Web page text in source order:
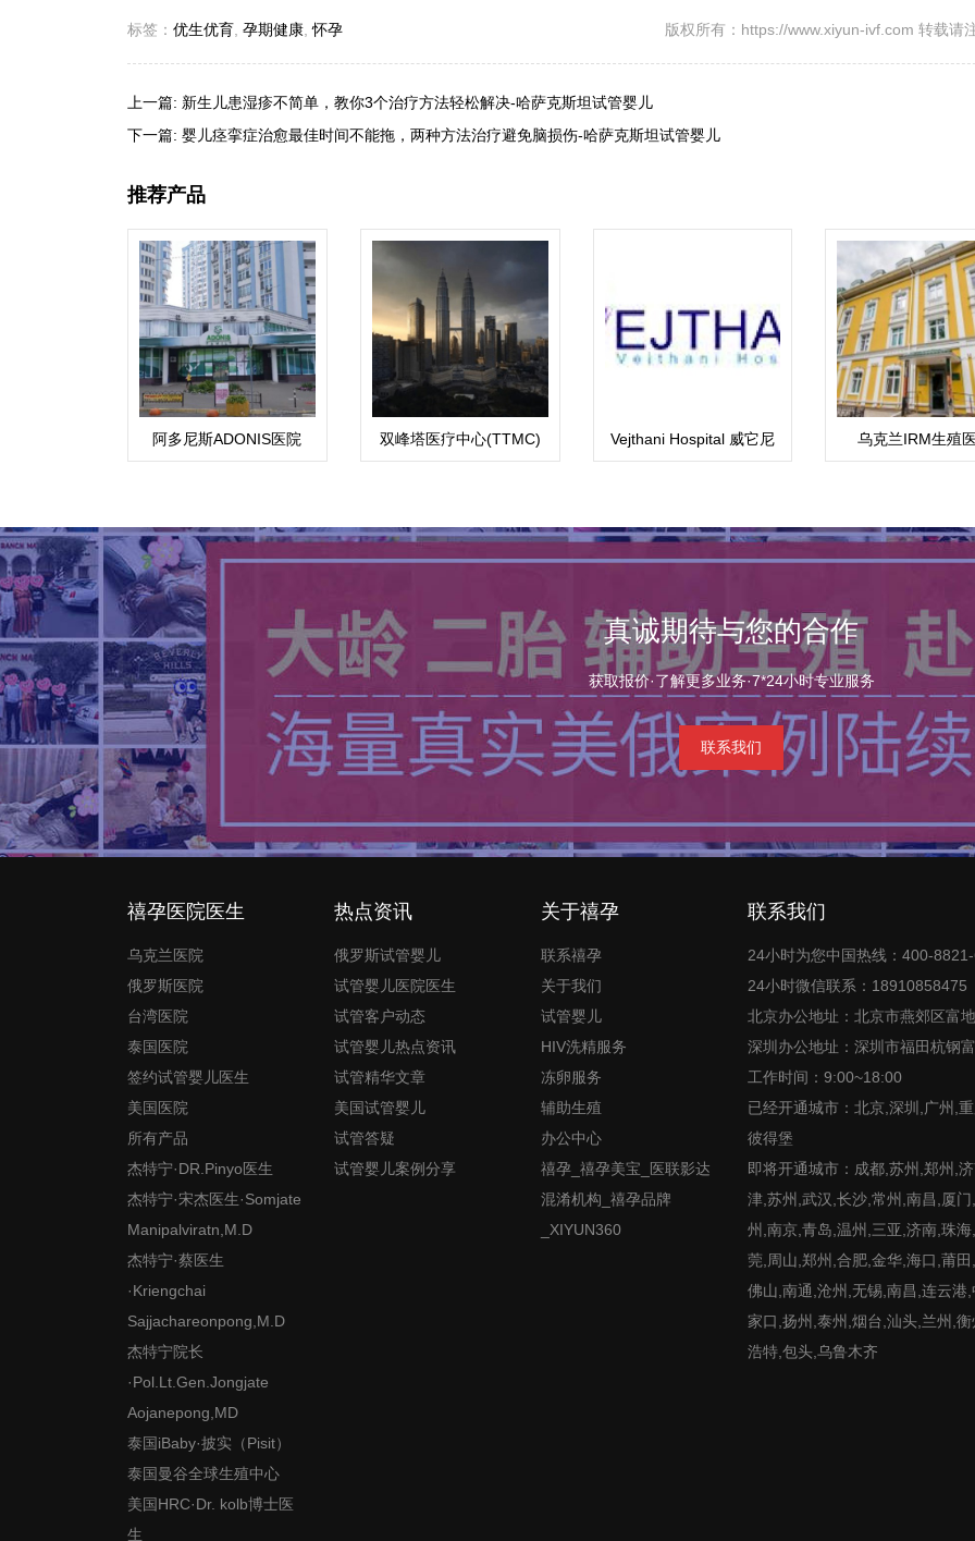
标签： 优生优育 孕期健康 ,怀孕 版权所有：https://www.xiyun-ivf.com 转载请
上一篇: 新生儿患湿疹不简单，教你3个治疗方法轻松解决-哈萨克斯坦试管婴儿
下一篇: 婴儿痉挛症治愈最佳时间不能拖，两种方法治疗避免脑损伤-哈萨克斯坦试管婴儿
推荐产品
阿多尼斯ADONIS医院 双峰塔医疗中心(TTMC)
Vejthani Hospital 威它尼
医院
乌克兰IRM生殖
真诚期待与您的合作
获取报价·了解更多业务·7*24小时专业服务
联系我们
禧孕医院医生
乌克兰医院
俄罗斯医院
台湾医院
泰国医院
签约试管婴儿医生
美国医院
所有产品
杰特宁·DR.Pinyo医生
杰特宁·宋杰医生·Somjate
Manipalviratn,M.D
杰特宁·蔡医生
·Kriengchai
Sajjachareonpong,M.D
杰特宁院长
·Pol.Lt.Gen.Jongjate
Aojanepong,MD
泰国iBaby·披实（Pisit）
泰国曼谷全球生殖中心
美国HRC·Dr. kolb博士医
生
热点资讯
俄罗斯试管婴儿
试管婴儿医院医生
试管客户动态
试管婴儿热点资讯
试管精华文章
美国试管婴儿
试管答疑
试管婴儿案例分享
关于禧孕
联系禧孕
关于我们
试管婴儿
HIV洗精服务
冻卵服务
辅助生殖
办公中心
禧孕_禧孕美宝_医联影达
混淆机构_禧孕品牌
_XIYUN360
联系我们
24小时为您中国热线：400-
24小时微信联系：18910858475
北京办公地址：北京市燕郊区富
深圳办公地址：深圳市福田杭钢
工作时间：9:00~18:00
已经开通城市：北京,深圳,广州,
彼得堡
即将开通城市：成都,苏州,郑州,
津,苏州,武汉,长沙,常州,南昌,厦
州,南京,青岛,温州,三亚,济南,珠
莞,周山,郑州,合肥,金华,海口,莆
佛山,南通,沧州,无锡,南昌,连云港
家口,扬州,泰州,烟台,汕头,兰州,
浩特,包头,乌鲁木齐